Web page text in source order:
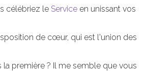
célébriez le Service en unissant vos
de cœur, qui est l'union des
première ? Il me semble que vous